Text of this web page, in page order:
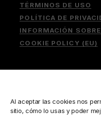
Al aceptar las cookies nos
sitio, cómo lo usas y poder
TÉRMINOS DE USO
POLÍTICA DE
INFORMACIÓN
COOKIE POLICY (EU)
Buscar: